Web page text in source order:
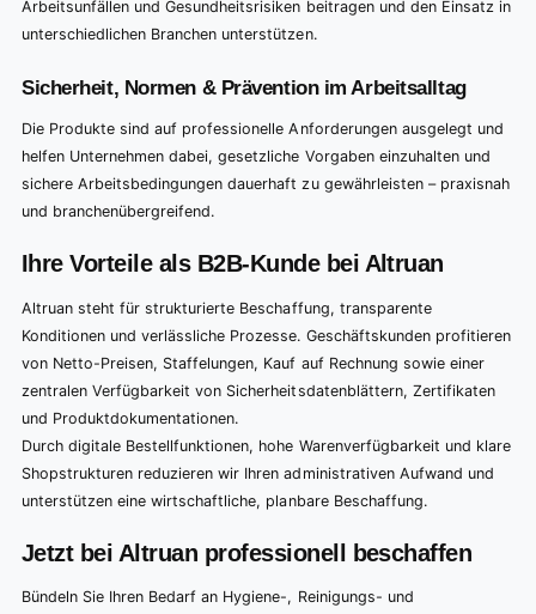
Arbeitsunfällen und Gesundheitsrisiken beitragen und den Einsatz in
unterschiedlichen Branchen unterstützen.
Sicherheit, Normen & Prävention im Arbeitsalltag
Die Produkte sind auf professionelle Anforderungen ausgelegt und
helfen Unternehmen dabei, gesetzliche Vorgaben einzuhalten und
sichere Arbeitsbedingungen dauerhaft zu gewährleisten – praxisnah
und branchenübergreifend.
Ihre Vorteile als B2B-Kunde bei Altruan
Altruan steht für strukturierte Beschaffung, transparente
Konditionen und verlässliche Prozesse. Geschäftskunden profitieren
von Netto-Preisen, Staffelungen, Kauf auf Rechnung sowie einer
zentralen Verfügbarkeit von Sicherheitsdatenblättern, Zertifikaten
und Produktdokumentationen.
Durch digitale Bestellfunktionen, hohe Warenverfügbarkeit und klare
Shopstrukturen reduzieren wir Ihren administrativen Aufwand und
unterstützen eine wirtschaftliche, planbare Beschaffung.
Jetzt bei Altruan professionell beschaffen
Bündeln Sie Ihren Bedarf an Hygiene-, Reinigungs- und